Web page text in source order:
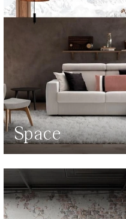
Space